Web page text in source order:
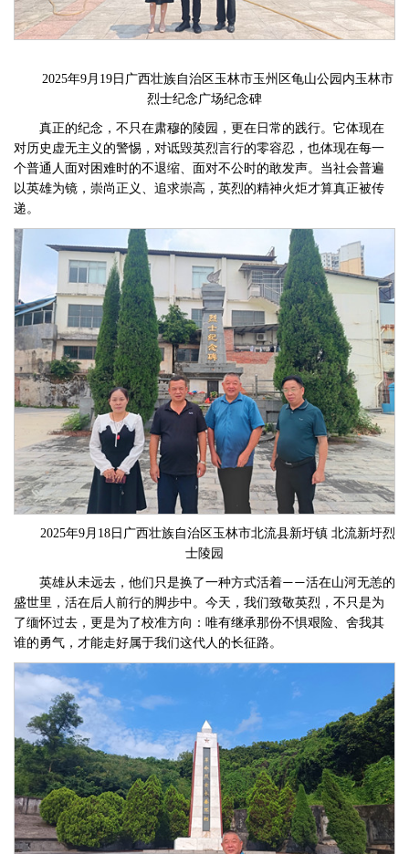
2025年9月19日广西壮族自治区玉林市玉州区龟山公园内玉林市
烈士纪念广场纪念碑
真正的纪念，不只在肃穆的陵园，更在日常的践行。它体现在
对历史虚无主义的警惕，对诋毁英烈言行的零容忍，也体现在每一
个普通人面对困难时的不退缩、面对不公时的敢发声。当社会普遍
以英雄为镜，崇尚正义、追求崇高，英烈的精神火炬才算真正被传
递。
2025年9月18日广西壮族自治区玉林市北流县新圩镇 北流新圩烈
士陵园
英雄从未远去，他们只是换了一种方式活着——活在山河无恙的
盛世里，活在后人前行的脚步中。今天，我们致敬英烈，不只是为
了缅怀过去，更是为了校准方向：唯有继承那份不惧艰险、舍我其
谁的勇气，才能走好属于我们这代人的长征路。